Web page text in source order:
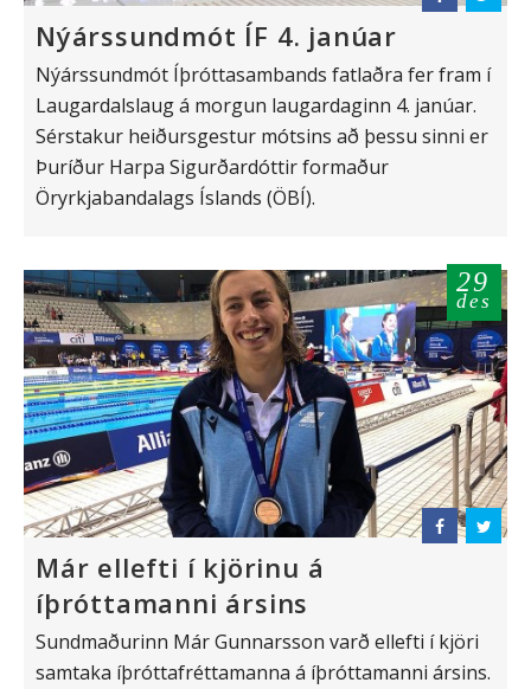
Nýárssundmót ÍF 4. janúar
Nýárssundmót Íþróttasambands fatlaðra fer fram í
Laugardalslaug á morgun laugardaginn 4. janúar.
Sérstakur heiðursgestur mótsins að þessu sinni er
Þuríður Harpa Sigurðardóttir formaður
Öryrkjabandalags Íslands (ÖBÍ).
29
des
Már ellefti í kjörinu á
íþróttamanni ársins
Sundmaðurinn Már Gunnarsson varð ellefti í kjöri
samtaka íþróttafréttamanna á íþróttamanni ársins.